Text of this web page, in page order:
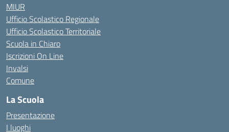
MIUR
Ufficio Scolastico Regionale
Ufficio Scolastico Territoriale
Scuola in Chiaro
Iscrizioni On Line
Invalsi
Comune
La Scuola
Presentazione
I luoghi